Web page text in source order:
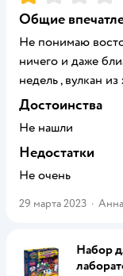
Общие
Не понимаю
ничего и даже
недель , вулкан
Достоинства
Не нашли
Недостатки
Не очень
29 марта 2023 ·
Набор